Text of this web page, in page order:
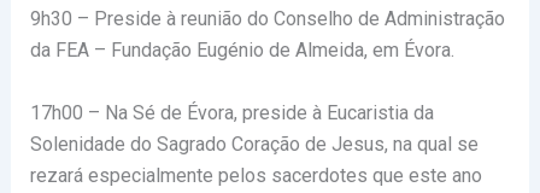
9h30 – Preside à reunião do Conselho de Administração
da FEA – Fundação Eugénio de Almeida, em Évora.
17h00 – Na Sé de Évora, preside à Eucaristia da
Solenidade do Sagrado Coração de Jesus, na qual se
rezará especialmente pelos sacerdotes que este ano